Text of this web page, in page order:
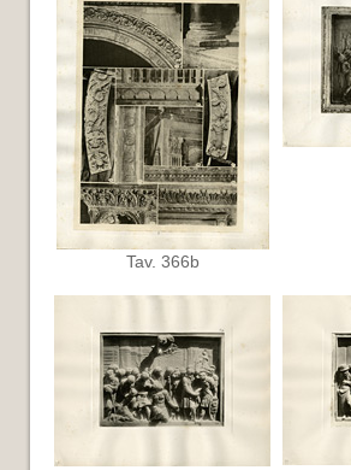
Tav. 366b